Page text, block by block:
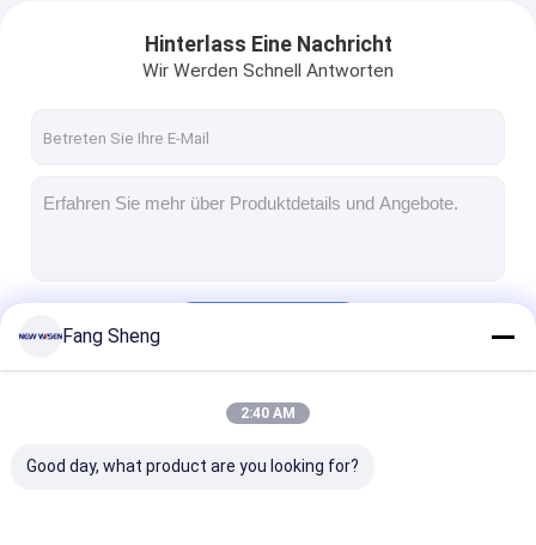
Hinterlass Eine Nachricht
Wir Werden Schnell Antworten
Fang Sheng
2:40 AM
Good day, what product are you looking for?